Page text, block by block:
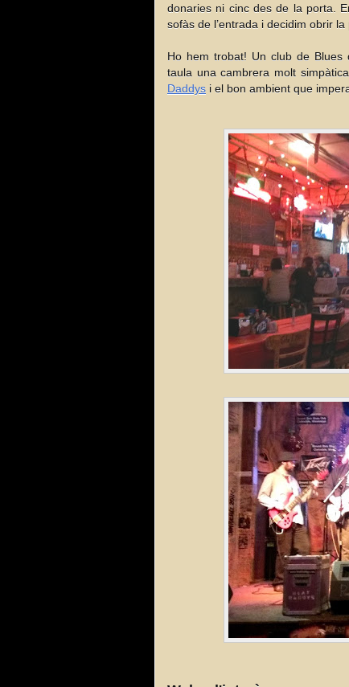
donaries ni cinc des de la porta.
sofàs de l’entrada i decidim obrir la
Ho hem trobat! Un club de
taula una cambrera molt
Daddys i el bon ambient que